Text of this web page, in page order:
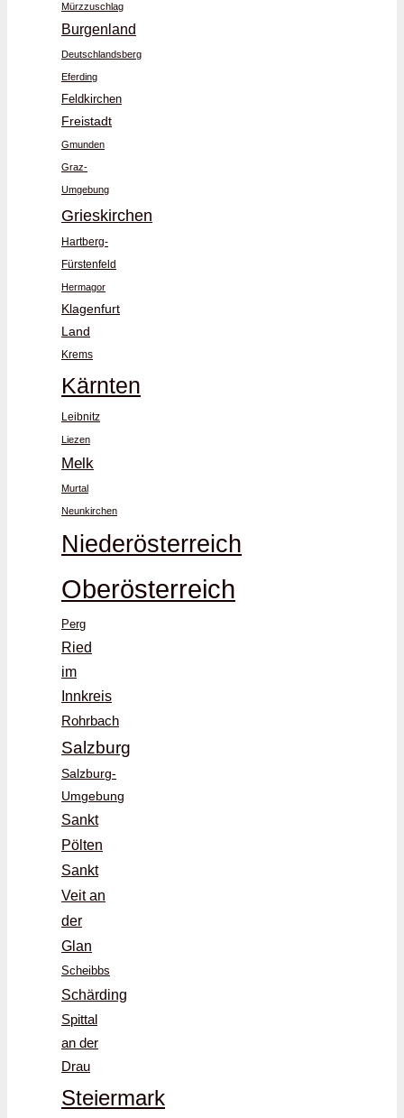
Mürzzuschlag
Burgenland
Deutschlandsberg
Eferding
Feldkirchen
Freistadt
Gmunden
Graz-
Umgebung
Grieskirchen
Hartberg-
Fürstenfeld
Hermagor
Klagenfurt
Land
Krems
Kärnten
Leibnitz
Liezen
Melk
Murtal
Neunkirchen
Niederösterreich
Oberösterreich
Perg
Ried
im
Innkreis
Rohrbach
Salzburg
Salzburg-
Umgebung
Sankt
Pölten
Sankt
Veit an
der
Glan
Scheibbs
Schärding
Spittal
an der
Drau
Steiermark